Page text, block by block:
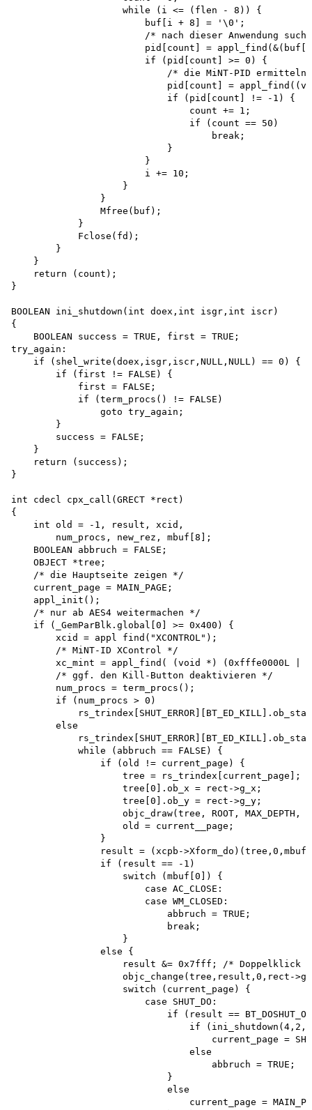
                    while (i <= (flen - 8)) {
                        buf[i + 8] = '\0';
/* nach dieser Anwendung
pid[count] =
                        if (pid[count] >= 0) {
/* die MiNT-PID
pid[count] =
                            if (pid[count] != -1) {
                                count += 1;
                                if (count == 50)
                                    break;
                            }
                        }
                        i += 10;
                    }
                }
                Mfree(buf);
            }
            Fclose(fd);
        }
    }
    return (count);
}
BOOLEAN ini_shutdown(int doex,int isgr,int iscr)
{
    BOOLEAN success = TRUE, first = TRUE;
try_again:
    if (shel_write(doex,isgr,iscr,NULL,NULL) == 0) {
        if (first != FALSE) {
            first = FALSE;
            if (term_procs() != FALSE)
                goto try_again;
        }
        success = FALSE;
    }
    return (success);
}
int cdecl cpx_call(GRECT *rect)
{
    int old = -1, result, xcid,
        num_procs, new_rez, mbuf[8];
    BOOLEAN abbruch = FALSE;
    OBJECT *tree;
    /* die Hauptseite zeigen */
    current_page = MAIN_PAGE;
    appl_init();
    /* nur ab AES4 weitermachen */
    if (_GemParBlk.global[0] >= 0x400) {
        xcid = appl find("XCONTROL");
        /* MiNT-ID XControl */
xc_mint = appl_find( (void *) (0xfffe0000L |
        /* ggf. den Kill-Button deaktivieren */
        num_procs = term_procs();
        if (num_procs > 0)
        else
            while (abbruch == FALSE) {
                if (old != current_page) {
                    tree = rs_trindex[current_page];
                    tree[0].ob_x = rect->g_x;
                    tree[0].ob_y = rect->g_y;
objc_draw(tree, ROOT, MAX_DEPTH,
                    old = current__page;
                }
result = (xcpb-
                if (result == -1)
                    switch (mbuf[0]) {
                        case AC_CLOSE:
                        case WM_CLOSED:
                            abbruch = TRUE;
                            break;
                    }
                else {
result &= 0x7fff; /* Doppelklick
objc_change(tree,result,0,rect-
                    switch (current_page) {
                        case SHUT_DO:
if (result ==
if
current_page =
                                else
                                    abbruch = TRUE;
                            }
                            else
current_page =